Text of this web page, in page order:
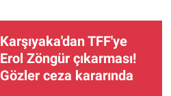
Karşıyaka'dan TFF'ye
Erol Zöngür çıkarması!
Gözler ceza kararında